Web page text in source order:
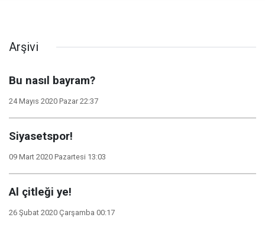
Arşivi
Bu nasıl bayram?
24 Mayıs 2020 Pazar 22:37
Siyasetspor!
09 Mart 2020 Pazartesi 13:03
Al çitleği ye!
26 Şubat 2020 Çarşamba 00:17